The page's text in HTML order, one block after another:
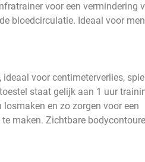
voor een vermindering
bloedcirculatie. Ideaal voor
voor centimeterverlies,
staat gelijk aan 1 uur
en zo zorgen voor een
maken. Zichtbare